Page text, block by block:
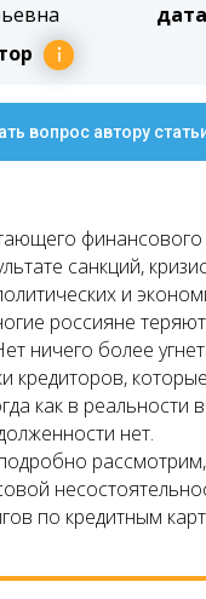
дата
вопрос автору
финансового
санкций,
и
россияне
ничего более
кредиторов,
как в реальности
нет.
по кредитным